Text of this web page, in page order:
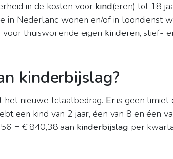
in de kosten voor kind(eren) tot 18
in Nederland wonen en/of in loondienst
voor thuiswonende eigen kinderen, stief-
kinderbijslag?
het nieuwe totaalbedrag. Er is geen limiet
een kind van 2 jaar, éen van 8 en éen
= € 840,38 aan kinderbijslag per